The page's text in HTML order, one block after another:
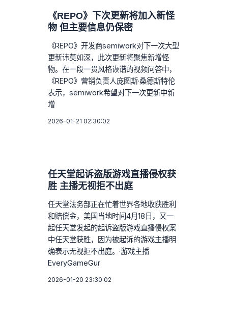
《REPO》下次更新将加入新怪
物 但主要信息仍保密
《REPO》开发商semiwork对下一次大型
更新讳莫如深，此次更新将聚焦新增怪
物。在一段一贯风格诙谐的视频问答中，
《REPO》营销负责人庞图斯·桑德斯特伦
表示，semiwork希望对下一次更新中新
增
2026-01-21 02:30:02
任天堂起诉盗版游戏直播侵权获
胜 主播无视拒不出庭
任天堂法务部正在忙着世界各地收获胜利
和赔偿金，美国当地时间4月18日，又一
起任天堂发起的起诉盗版游戏直播侵权案
中任天堂获胜，因为被起诉的游戏主播明
确表示无视拒不出庭。·游戏主播
EveryGameGur
2026-01-20 23:30:02